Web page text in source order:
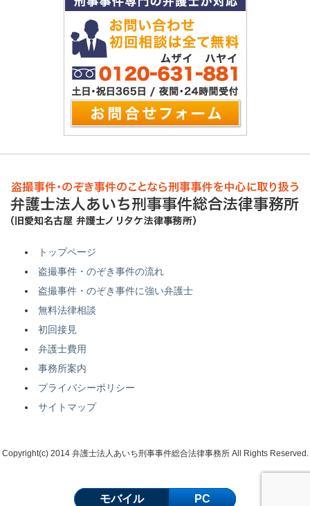
トップページ
盗撮事件・のぞき事件の流れ
盗撮事件・のぞき事件に強い弁護士
無料法律相談
初回接見
弁護士費用
事務所案内
プライバシーポリシー
サイトマップ
Copyright(c) 2014 弁護士法人あいち刑事事件総合法律事務所 All Rights Reserved.
モバイル PC